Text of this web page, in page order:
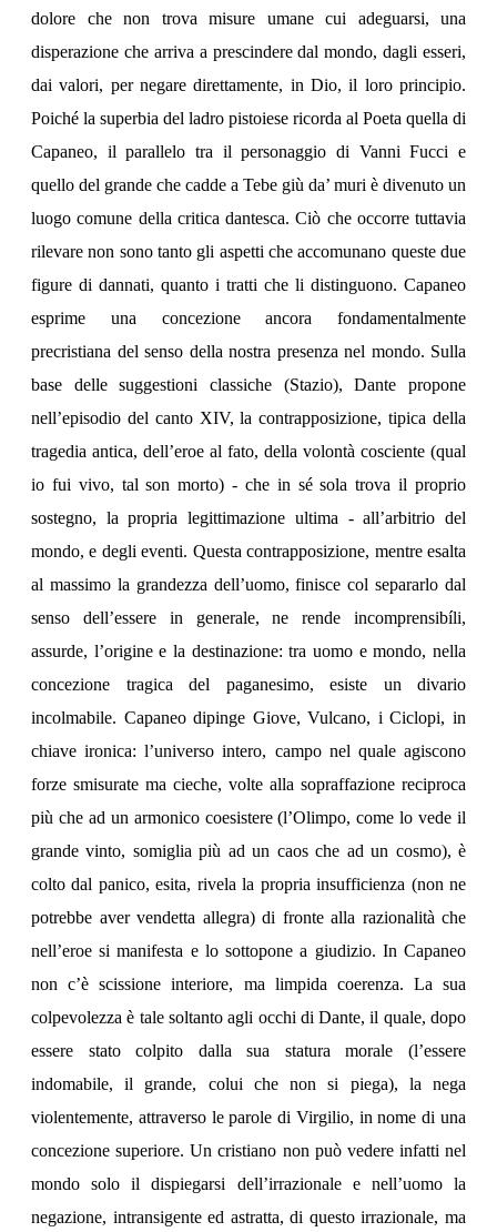
dolore che non trova misure umane cui adeguarsi, una
disperazione che arriva a prescindere dal mondo, dagli esseri,
dai valori, per negare direttamente, in Dio, il loro principio.
Poiché la superbia del ladro pistoiese ricorda al Poeta quella di
Capaneo, il parallelo tra il personaggio di Vanni Fucci e
quello del grande che cadde a Tebe giù da’ muri è divenuto un
luogo comune della critica dantesca. Ciò che occorre tuttavia
rilevare non sono tanto gli aspetti che accomunano queste due
figure di dannati, quanto i tratti che li distinguono. Capaneo
esprime una concezione ancora fondamentalmente
precristiana del senso della nostra presenza nel mondo. Sulla
base delle suggestioni classiche (Stazio), Dante propone
nell’episodio del canto XIV, la contrapposizione, tipica della
tragedia antica, dell’eroe al fato, della volontà cosciente (qual
io fui vivo, tal son morto) - che in sé sola trova il proprio
sostegno, la propria legittimazione ultima - all’arbitrio del
mondo, e degli eventi. Questa contrapposizione, mentre esalta
al massimo la grandezza dell’uomo, finisce col separarlo dal
senso dell’essere in generale, ne rende incomprensibíli,
assurde, l’origine e la destinazione: tra uomo e mondo, nella
concezione tragica del paganesimo, esiste un divario
incolmabile. Capaneo dipinge Giove, Vulcano, i Ciclopi, in
chiave ironica: l’universo intero, campo nel quale agiscono
forze smisurate ma cieche, volte alla sopraffazione reciproca
più che ad un armonico coesistere (l’Olimpo, come lo vede il
grande vinto, somiglia più ad un caos che ad un cosmo), è
colto dal panico, esita, rivela la propria insufficienza (non ne
potrebbe aver vendetta allegra) di fronte alla razionalità che
nell’eroe si manifesta e lo sottopone a giudizio. In Capaneo
non c’è scissione interiore, ma limpida coerenza. La sua
colpevolezza è tale soltanto agli occhi di Dante, il quale, dopo
essere stato colpito dalla sua statura morale (l’essere
indomabile, il grande, colui che non si piega), la nega
violentemente, attraverso le parole di Virgilio, in nome di una
concezione superiore. Un cristiano non può vedere infatti nel
mondo solo il dispiegarsi dell’irrazionale e nell’uomo la
negazione, intransigente ed astratta, di questo irrazionale, ma